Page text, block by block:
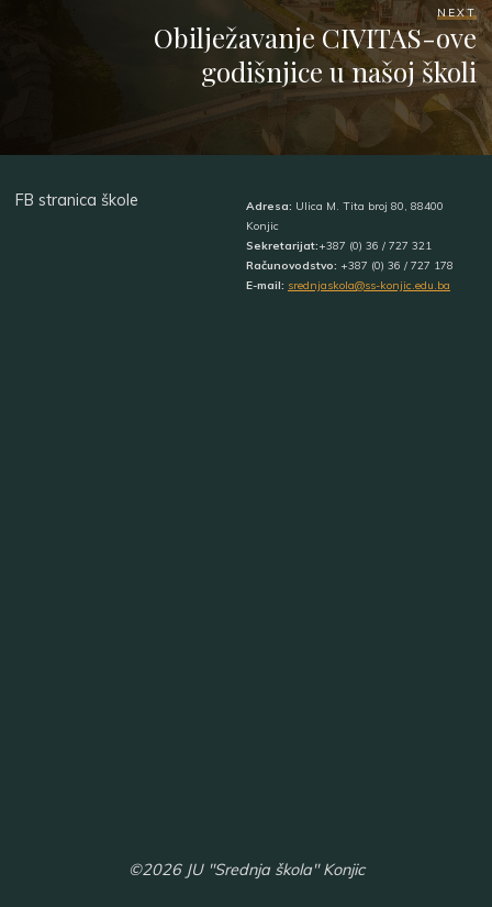
NEXT
Obilježavanje CIVITAS-ove
godišnjice u našoj školi
FB stranica škole Adresa: Ulica M. Tita broj 80, 88400
Konjic
Sekretarijat:+387 (0) 36 / 727 321
Računovodstvo: +387 (0) 36 / 727 178
E-mail: srednjaskola@ss-konjic.edu.ba
©2026 JU "Srednja škola" Konjic